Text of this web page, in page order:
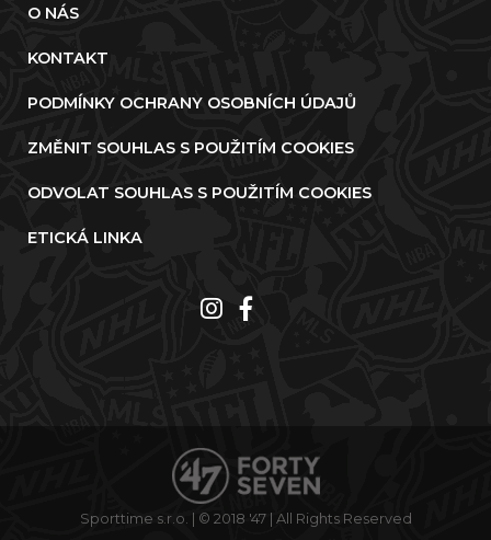
O NÁS
KONTAKT
PODMÍNKY OCHRANY OSOBNÍCH ÚDAJŮ
ZMĚNIT SOUHLAS S POUŽITÍM COOKIES
ODVOLAT SOUHLAS S POUŽITÍM COOKIES
ETICKÁ LINKA
Sporttime s.r.o. | © 2018 '47 | All Rights Reserved